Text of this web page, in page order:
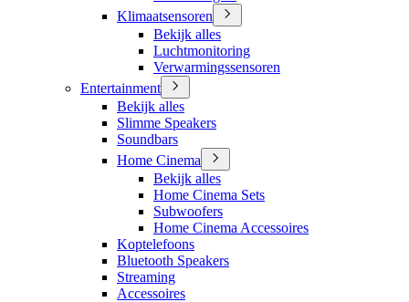
Klimaatsensoren
Bekijk alles
Luchtmonitoring
Verwarmingssensoren
Entertainment
Bekijk alles
Slimme Speakers
Soundbars
Home Cinema
Bekijk alles
Home Cinema Sets
Subwoofers
Home Cinema Accessoires
Koptelefoons
Bluetooth Speakers
Streaming
Accessoires